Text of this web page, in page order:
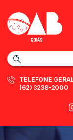
TELEFONE
(62) 3238-2000